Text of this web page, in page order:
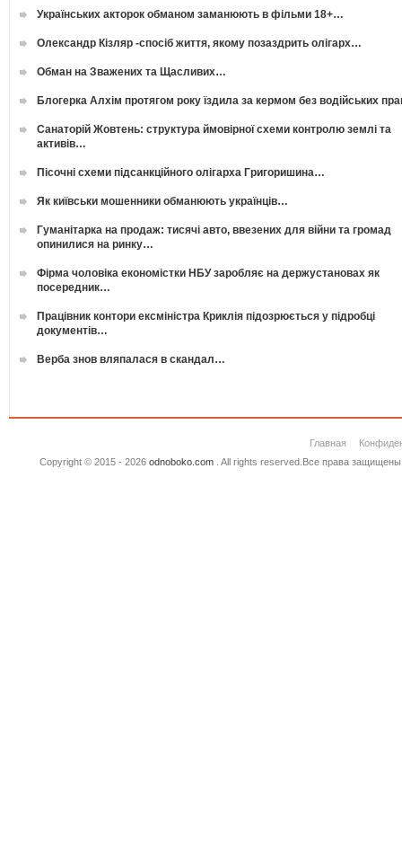
Українських акторок обманом заманюють в фільми 18+…
Олександр Кізляр -спосіб життя, якому позаздрить олігарх…
Обман на Зважених та Щасливих…
Блогерка Алхім протягом року їздила за кермом без водійських
Санаторій Жовтень: структура ймовірної схеми контролю землі та
активів…
Пісочні схеми підсанкційного олігарха Григоришина…
Як київськи мошенники обманюють українців…
Гуманітарка на продаж: тисячі авто, ввезених для війни та громад
опинилися на ринку…
Фірма чоловіка економістки НБУ заробляє на держустановах як
посередник…
Працівник контори ексміністра Криклія підозрюється у підробці
документів…
Верба знов вляпалася в скандал…
Главная
Copyright © 2015 - 2026 odnoboko.com. All rights reserved.Все права защищены.